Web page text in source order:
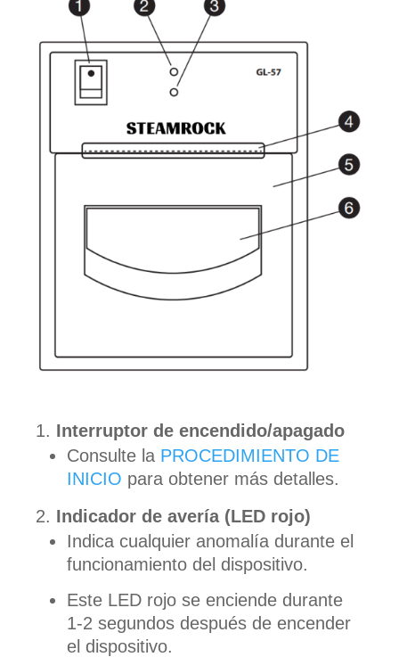
Interruptor de encendido/apagado
Consulte la PROCEDIMIENTO DE
INICIO para obtener más detalles.
Indicador de avería (LED rojo)
Indica cualquier anomalía durante el
funcionamiento del dispositivo.
Este LED rojo se enciende durante
1-2 segundos después de encender
el dispositivo.